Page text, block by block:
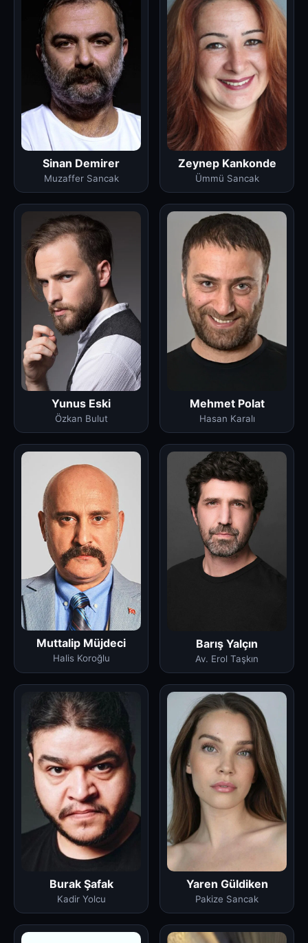
Sinan Demirer
Muzaffer Sancak
Zeynep Kankonde
Ümmü Sancak
Yunus Eski
Özkan Bulut
Mehmet Polat
Hasan Karalı
Muttalip Müjdeci
Halis Koroğlu
Barış Yalçın
Av. Erol Taşkın
Burak Şafak
Kadir Yolcu
Yaren Güldiken
Pakize Sancak